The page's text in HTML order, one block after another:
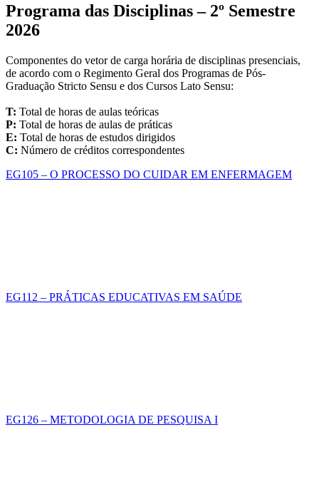
Programa das Disciplinas – 2º Semestre
2026
Componentes do vetor de carga horária de disciplinas presenciais,
de acordo com o Regimento Geral dos Programas de Pós-
Graduação Stricto Sensu e dos Cursos Lato Sensu:
T: Total de horas de aulas teóricas
P: Total de horas de aulas de práticas
E: Total de horas de estudos dirigidos
C: Número de créditos correspondentes
EG105 – O PROCESSO DO CUIDAR EM ENFERMAGEM
EG112 – PRÁTICAS EDUCATIVAS EM SAÚDE
EG126 – METODOLOGIA DE PESQUISA I